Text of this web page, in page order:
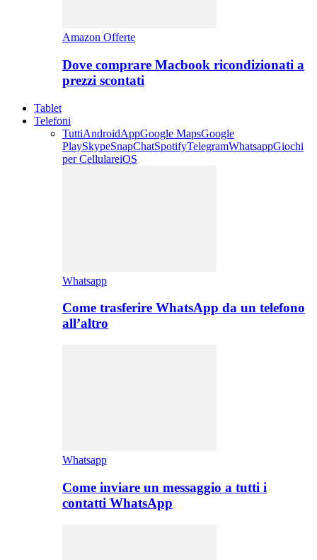
Amazon Offerte
Dove comprare Macbook ricondizionati a
prezzi scontati
Tablet
Telefoni
TuttiAndroidAppGoogle MapsGoogle
PlaySkypeSnapChatSpotifyTelegramWhatsappGiochi
per CellulareiOS
Whatsapp
Come trasferire WhatsApp da un telefono
all’altro
Whatsapp
Come inviare un messaggio a tutti i
contatti WhatsApp